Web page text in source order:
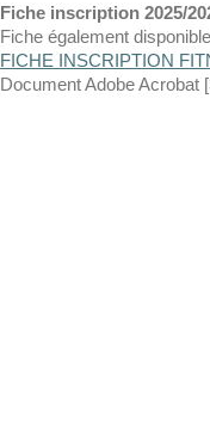
Fiche inscription 2025/
Fiche également
FICHE INSCRIPTION
Document Adobe Acrobat